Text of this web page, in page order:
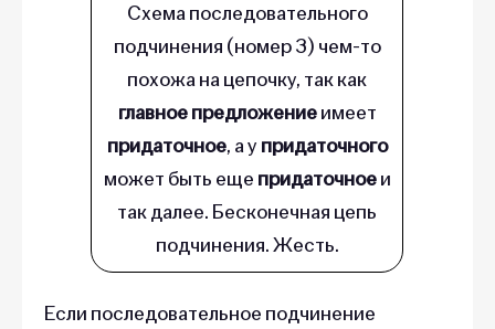
Схема последовательного
подчинения (номер 3) чем-то
похожа на цепочку, так как
главное предложениеимеет
придаточное, а у придаточного
может быть еще придаточноеи
так далее. Бесконечная цепь
подчинения. Жесть.
Если последовательное подчинение